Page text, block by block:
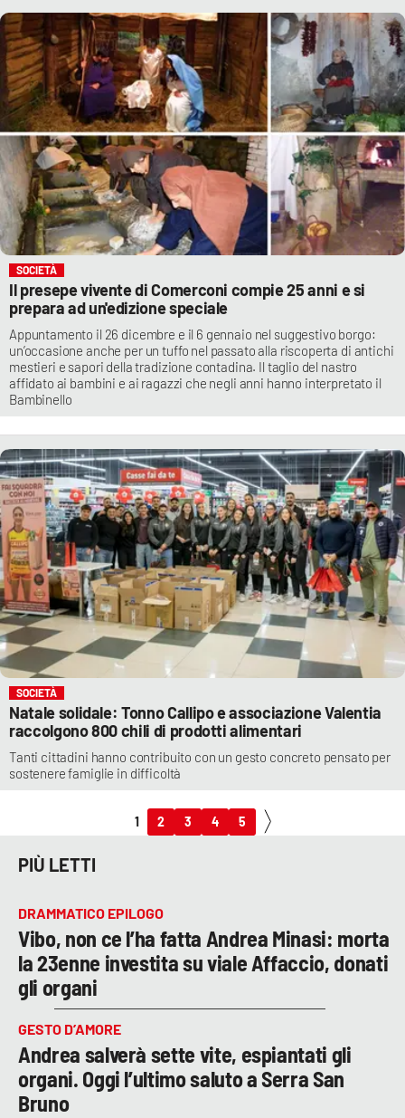
SOCIETÀ
Il presepe vivente di Comerconi compie 25 anni e si
prepara ad un'edizione speciale
Appuntamento il 26 dicembre e il 6 gennaio nel suggestivo borgo:
un’occasione anche per un tuffo nel passato alla riscoperta di antichi
mestieri e sapori della tradizione contadina. Il taglio del nastro
affidato ai bambini e ai ragazzi che negli anni hanno interpretato il
Bambinello
SOCIETÀ
Natale solidale: Tonno Callipo e associazione Valentia
raccolgono 800 chili di prodotti alimentari
Tanti cittadini hanno contribuito con un gesto concreto pensato per
sostenere famiglie in difficoltà
1 2 3 4 5
PIÙ LETTI
DRAMMATICO EPILOGO
Vibo, non ce l’ha fatta Andrea Minasi: morta
la 23enne investita su viale Affaccio, donati
gli organi
GESTO D’AMORE
Andrea salverà sette vite, espiantati gli
organi. Oggi l’ultimo saluto a Serra San
Bruno